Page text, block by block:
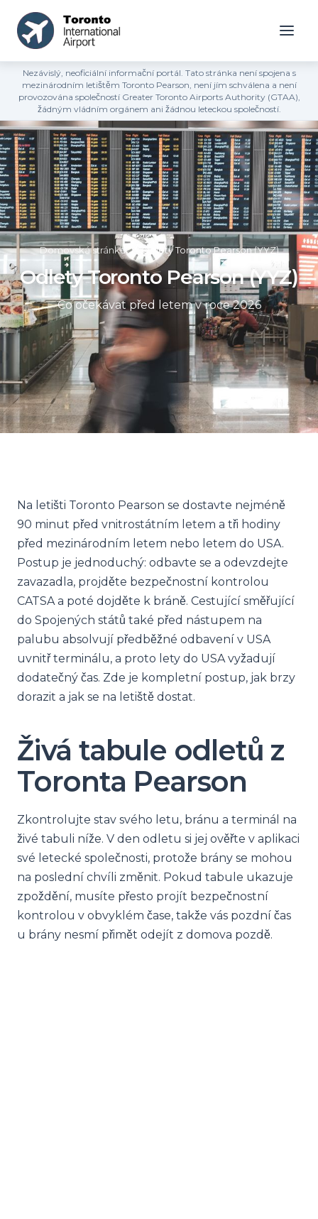
Nezávislý, neoficiální informační portál. Tato stránka není spojena s
mezinárodním letištěm Toronto Pearson, není jím schválena a není
provozována společností Greater Toronto Airports Authority (GTAA),
žádným vládním orgánem ani žádnou leteckou společností.
Domovská stránka » Odlety Toronto Pearson (YYZ)
Odlety Toronto Pearson (YYZ)
Co očekávat před letem v roce 2026
Na letišti Toronto Pearson se dostavte nejméně
90 minut před vnitrostátním letem a tři hodiny
před mezinárodním letem nebo letem do USA.
Postup je jednoduchý: odbavte se a odevzdejte
zavazadla, projděte bezpečnostní kontrolou
CATSA a poté dojděte k bráně. Cestující směřující
do Spojených států také před nástupem na
palubu absolvují předběžné odbavení v USA
uvnitř terminálu, a proto lety do USA vyžadují
dodatečný čas. Zde je kompletní postup, jak brzy
dorazit a jak se na letiště dostat.
Živá tabule odletů z
Toronta Pearson
Zkontrolujte stav svého letu, bránu a terminál na
živé tabuli níže. V den odletu si jej ověřte v aplikaci
své letecké společnosti, protože brány se mohou
na poslední chvíli změnit. Pokud tabule ukazuje
zpoždění, musíte přesto projít bezpečnostní
kontrolou v obvyklém čase, takže vás pozdní čas
u brány nesmí přimět odejít z domova pozdě.